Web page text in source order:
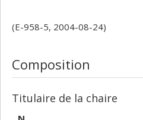
(E-958-5, 2004-08-24)
Composition
Titulaire de la chaire